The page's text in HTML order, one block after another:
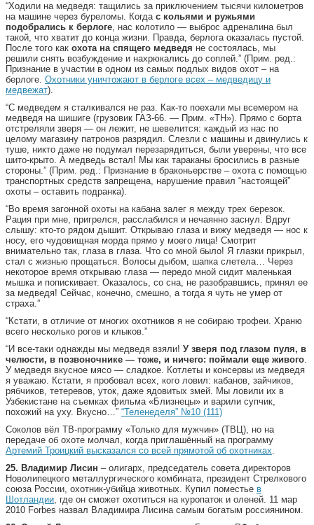
“Ходили на медведя: тащились за приключением тысячи километров
на машине через буреломы. Когдас кольями и ружьями
подобрались к берлоге, нас колотило — выброс адреналина был
такой, что хватит до конца жизни. Правда, берлога оказалась пустой.
После того как охота на спящего медведя не состоялась, мы
решили снять возбуждение и нахрюкались до соплей.” (Прим. ред.:
Признание в участии в одном из самых подлых видов охот – на
берлоге. Охотники уничтожают в берлоге всех – медведицу и
медвежат).
“С медведем я сталкивался не раз. Как-то поехали мы всемером на
медведя на шишиге (грузовик ГАЗ-66. — Прим. «ТН»). Прямо с борта
отстреляли зверя — он лежит, не шевелится: каждый из нас по
целому магазину патронов разрядил. Слезли с машины и двинулись к
туше, никто даже не подумал перезарядиться, были уверены, что все
шито-крыто. А медведь встал! Мы как тараканы бросились в разные
стороны.” (Прим. ред.: Признание в браконьерстве – охота с помощью
транспортных средств запрещена, нарушение правил “настоящей”
охоты – оставить подранка).
“Во время загонной охоты на кабана залег я между трех березок.
Рация при мне, пригрелся, расслабился и нечаянно заснул. Вдруг
слышу: кто-то рядом дышит. Открываю глаза и вижу медведя — нос к
носу, его чудовищная морда прямо у моего лица! Смотрит
внимательно так, глаза в глаза. Что со мной было! Я глазки прикрыл,
стал с жизнью прощаться. Волосы дыбом, шапка слетела… Через
некоторое время открываю глаза — передо мной сидит маленькая
мышка и попискивает. Оказалось, со сна, не разобравшись, принял ее
за медведя! Сейчас, конечно, смешно, а тогда я чуть не умер от
страха.”
“Кстати, в отличие от многих охотников я не собираю трофеи. Храню
всего несколько рогов и клыков.”
“И все-таки однажды мы медведя взяли! У зверя под глазом пуля, в
челюсти, в позвоночнике — тоже, и ничего: поймали еще живого.
У медведя вкусное мясо — сладкое. Котлеты и консервы из медведя
я уважаю. Кстати, я пробовал всех, кого ловил: кабанов, зайчиков,
рябчиков, тетеревов, уток, даже ядовитых змей. Мы ловили их в
Узбекистане на съемках фильма «Близнецы» и варили супчик,
похожий на уху. Вкусно…” “Теленеделя” №10 (111)
Соколов вёл ТВ-программу «Только для мужчин» (ТВЦ), но на
передаче об охоте молчал, когда приглашённый на программу
Артемий Троицкий высказался со всей прямотой об охотниках.
25. Владимир Лисин – олигарх, председатель совета директоров
Новолипецкого металлургического комбината, президент Стрелкового
союза России, охотник-убийца животных. Купил поместье в
Шотландии, где он сможет охотиться на куропаток и оленей. 11 мар
2010 Forbes назвал Владимира Лисина самым богатым россиянином.